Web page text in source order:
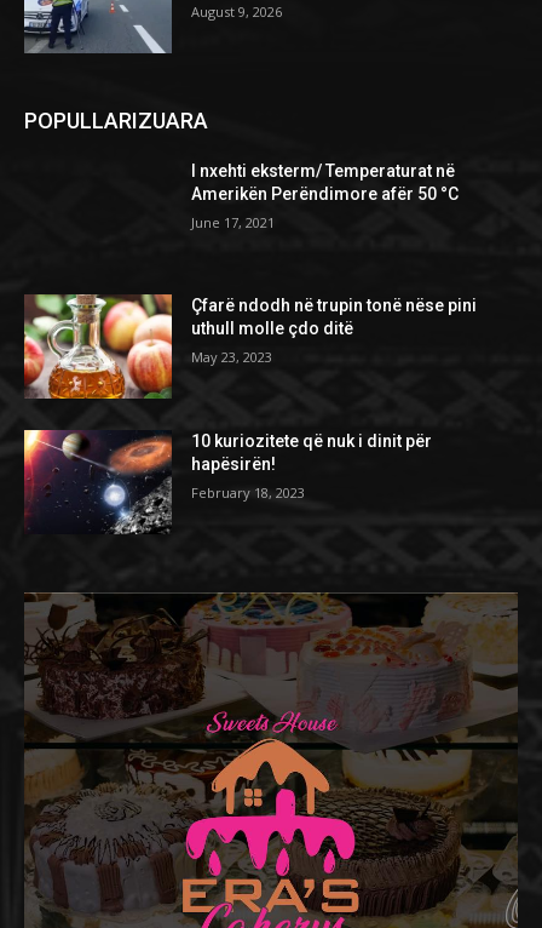
August 9, 2026
POPULLARIZUARA
I nxehti eksterm/ Temperaturat në
Amerikën Perëndimore afër 50 °C
June 17, 2021
Çfarë ndodh në trupin tonë nëse pini
uthull molle çdo ditë
May 23, 2023
10 kuriozitete që nuk i dinit për
hapësirën!
February 18, 2023